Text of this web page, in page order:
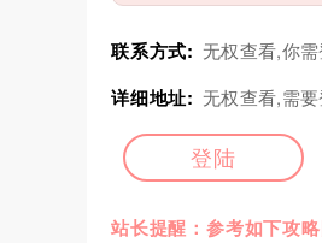
联系方式: 无权查看,你
详细地址: 无权查看,需
登陆
站长提醒：参考如下攻